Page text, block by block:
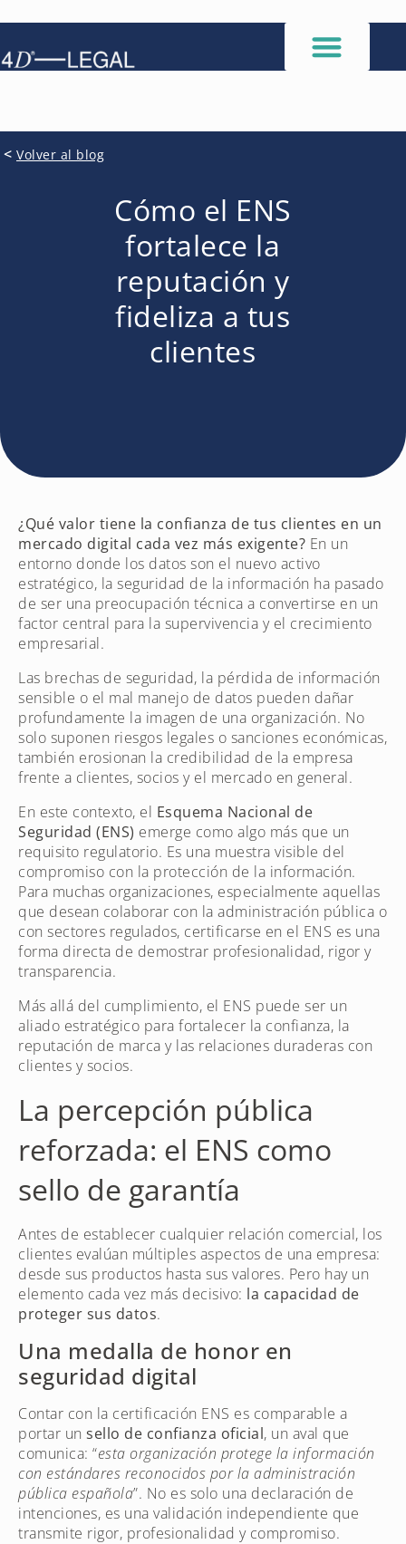
< Volver al blog
Cómo el ENS
fortalece la
reputación y
fideliza a tus
clientes
¿Qué valor tiene la confianza de tus clientes en un
mercado digital cada vez más exigente? En un
entorno donde los datos son el nuevo activo
estratégico, la seguridad de la información ha pasado
de ser una preocupación técnica a convertirse en un
factor central para la supervivencia y el crecimiento
empresarial.
Las brechas de seguridad, la pérdida de información
sensible o el mal manejo de datos pueden dañar
profundamente la imagen de una organización. No
solo suponen riesgos legales o sanciones económicas,
también erosionan la credibilidad de la empresa
frente a clientes, socios y el mercado en general.
En este contexto, el Esquema Nacional de
Seguridad (ENS) emerge como algo más que un
requisito regulatorio. Es una muestra visible del
compromiso con la protección de la información.
Para muchas organizaciones, especialmente aquellas
que desean colaborar con la administración pública o
con sectores regulados, certificarse en el ENS es una
forma directa de demostrar profesionalidad, rigor y
transparencia.
Más allá del cumplimiento, el ENS puede ser un
aliado estratégico para fortalecer la confianza, la
reputación de marca y las relaciones duraderas con
clientes y socios.
La percepción pública
reforzada: el ENS como
sello de garantía
Antes de establecer cualquier relación comercial, los
clientes evalúan múltiples aspectos de una empresa:
desde sus productos hasta sus valores. Pero hay un
elemento cada vez más decisivo: la capacidad de
proteger sus datos.
Una medalla de honor en
seguridad digital
Contar con la certificación ENS es comparable a
portar un sello de confianza oficial, un aval que
comunica: “esta organización protege la información
con estándares reconocidos por la administración
pública española”. No es solo una declaración de
intenciones, es una validación independiente que
transmite rigor, profesionalidad y compromiso.